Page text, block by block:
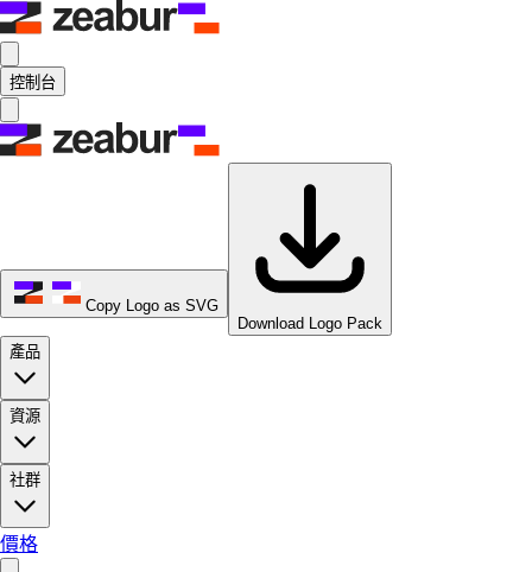
控制台
Copy Logo as SVG
Download Logo Pack
產品
資源
社群
價格